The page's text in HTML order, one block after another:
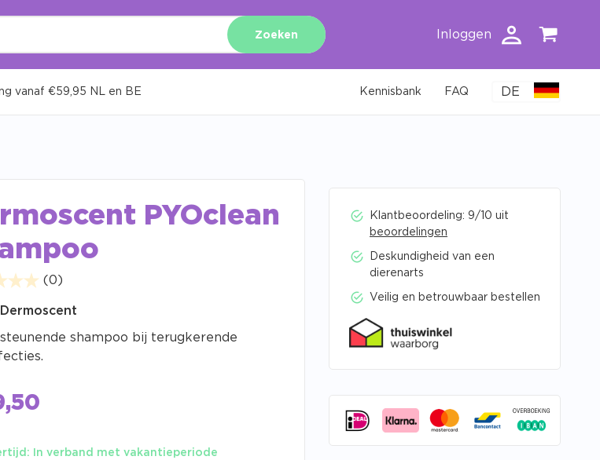
Zoeken Inloggen
vanaf €59,95 NL en BE Kennisbank FAQ DE
PYOclean
(0)
Dermoscent
shampoo bij terugkerende
In verband met vakantieperiode
Klantbeoordeling: 9/10 uit
beoordelingen
Deskundigheid van een
dierenarts
Veilig en betrouwbaar bestellen